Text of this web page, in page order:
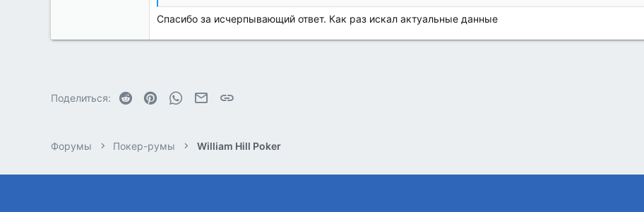
Спасибо за исчерпывающий ответ. Как раз искал актуальные данные
Поделиться: Reddit PinterestWhatsAppЭлектронная почта
Форумы Покер-румы William Hill Poker